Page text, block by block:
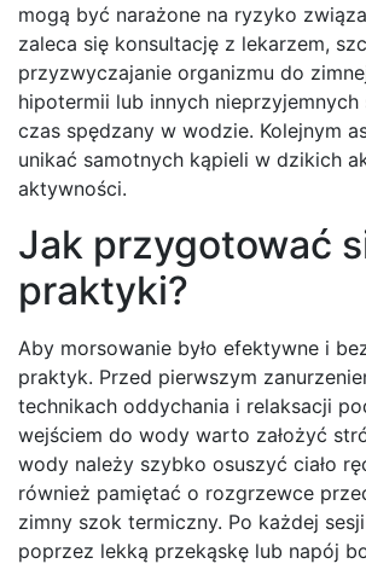
mogą być narażone na ryzyko
zaleca się konsultację z lekarzem,
przyzwyczajanie organizmu do
hipotermii lub innych
czas spędzany w wodzie. Kolejnym
unikać samotnych kąpieli w dzikich
aktywności.
Jak przygotować
praktyki?
Aby morsowanie było efektywne i
praktyk. Przed pierwszym
technikach oddychania i relaksacji
wejściem do wody warto założyć
wody należy szybko osuszyć ciało
również pamiętać o rozgrzewce
zimny szok termiczny. Po każdej
poprzez lekką przekąskę lub napój